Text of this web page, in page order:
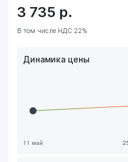
3 735 р.
В том числе НДС 22%
Динамика цены